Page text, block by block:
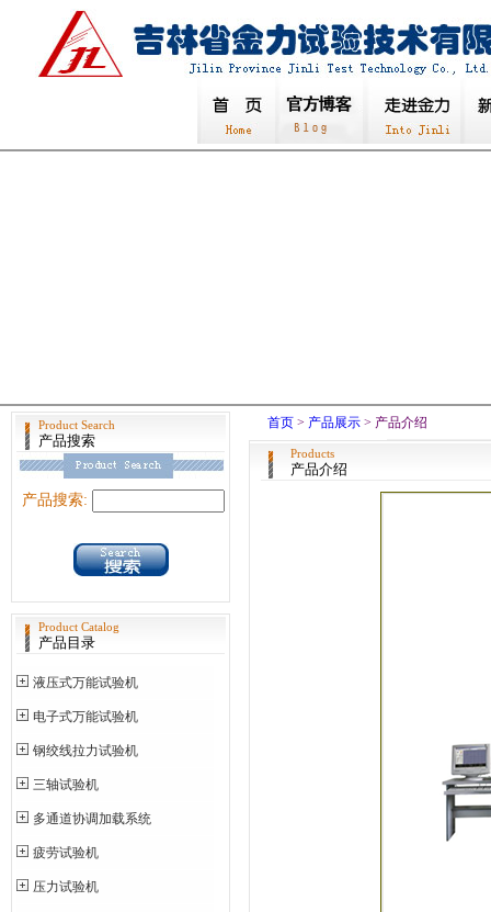
Product Search
产品搜索
产品搜索:
Product Catalog
产品目录
液压式万能试验机
电子式万能试验机
钢绞线拉力试验机
三轴试验机
多通道协调加载系统
疲劳试验机
压力试验机
首页 > 产品展示 > 产品介绍
Products
产品介绍